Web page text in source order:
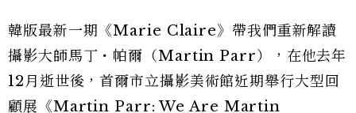
韓版最新一期《Marie Claire》帶我們重新解讀
攝影大師馬丁・帕爾（Martin Parr），在他去年
12月逝世後，首爾市立攝影美術館近期舉行大型回
顧展《Martin Parr: We Are Martin